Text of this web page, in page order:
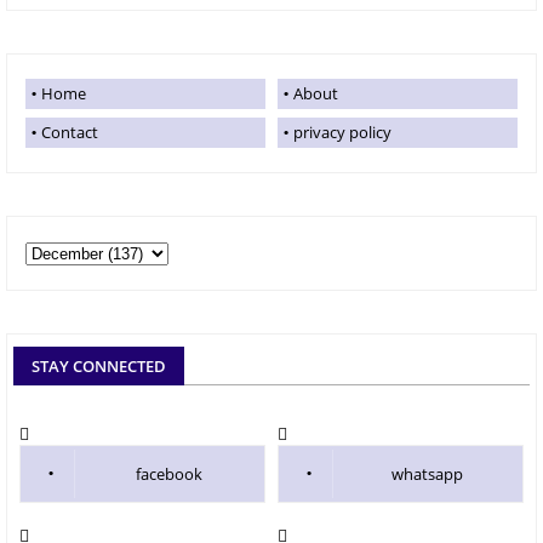
Home
About
Contact
privacy policy
STAY CONNECTED
facebook whatsapp